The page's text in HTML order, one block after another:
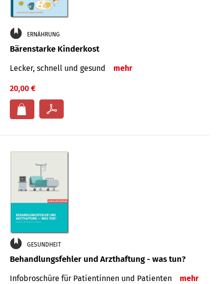
ERNÄHRUNG
Bärenstarke Kinderkost
Lecker, schnell und gesund mehr
20,00 €
GESUNDHEIT
Behandlungsfehler und Arzthaftung - was tun?
Infobroschüre für Patientinnen und Patienten mehr